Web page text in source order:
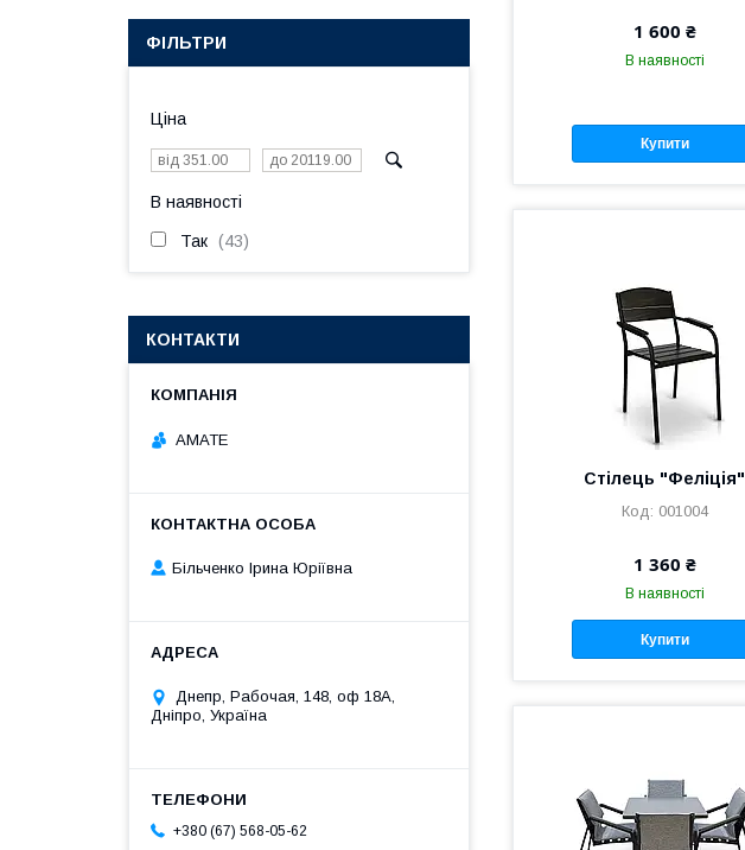
1 600 ₴
В наявності
Купити
Стілець "Феліція"
001004
1 360 ₴
В наявності
Купити
ФІЛЬТРИ
Ціна
В наявності
Так 43
КОНТАКТИ
АМАТЕ
Більченко Ірина Юріївна
Днепр, Рабочая, 148, оф 18А,
Дніпро, Україна
+380 (67) 568-05-62